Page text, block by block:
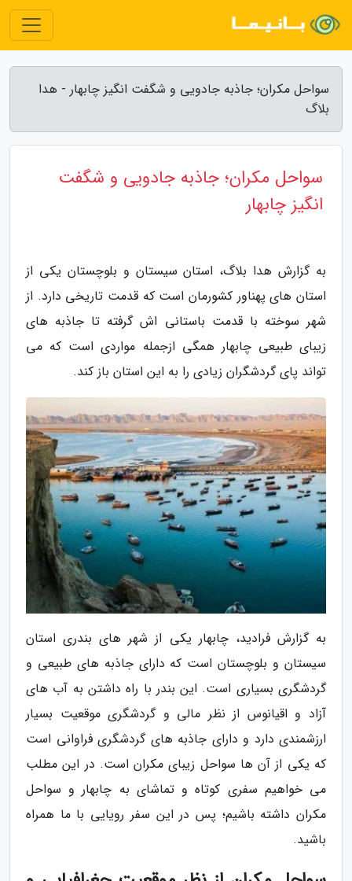
سواحل مکران؛ جاذبه جادویی و شگفت انگیز چابهار - هدا
بلاگ
سواحل مکران؛ جاذبه جادویی و شگفت
انگیز چابهار
به گزارش هدا بلاگ، استان سیستان و بلوچستان یکی از
استان های پهناور کشورمان است که قدمت تاریخی دارد. از
شهر سوخته با قدمت باستانی اش گرفته تا جاذبه های
زیبای طبیعی چابهار همگی ازجمله مواردی است که می
تواند پای گردشگران زیادی را به این استان باز کند.
به گزارش فرادید، چابهار یکی از شهر های بندری استان
سیستان و بلوچستان است که دارای جاذبه های طبیعی و
گردشگری بسیاری است. این بندر با راه داشتن به آب های
آزاد و اقیانوس از نظر مالی و گردشگری موقعیت بسیار
ارزشمندی دارد و دارای جاذبه های گردشگری فراوانی است
که یکی از آن ها سواحل زیبای مکران است. در این مطلب
می خواهیم سفری کوتاه و تماشای به چابهار و سواحل
مکران داشته باشیم؛ پس در این سفر رویایی با ما همراه
باشید.